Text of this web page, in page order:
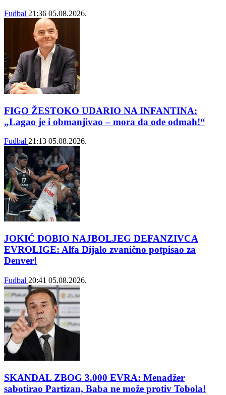
Fudbal 21:36 05.08.2026.
FIGO ŽESTOKO UDARIO NA INFANTINA:
„Lagao je i obmanjivao – mora da ode odmah!“
Fudbal 21:13 05.08.2026.
JOKIĆ DOBIO NAJBOLJEG DEFANZIVCA
EVROLIGE: Alfa Dijalo zvanično potpisao za
Denver!
Fudbal 20:41 05.08.2026.
SKANDAL ZBOG 3.000 EVRA: Menadžer
sabotirao Partizan, Baba ne može protiv Tobola!